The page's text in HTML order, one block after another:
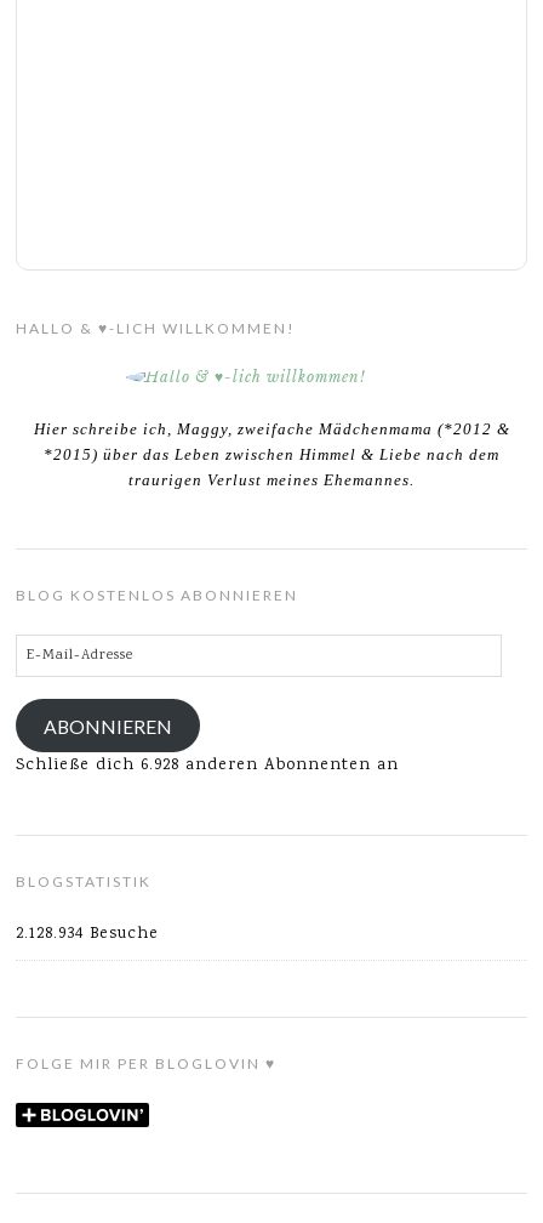
HALLO & ♥-LICH WILLKOMMEN!
Hier schreibe ich, Maggy, zweifache Mädchenmama (*2012 &
*2015) über das Leben zwischen Himmel & Liebe nach dem
traurigen Verlust meines Ehemannes.
BLOG KOSTENLOS ABONNIEREN
E-
Mail-
Adresse
ABONNIEREN
Schließe dich 6.928 anderen Abonnenten an
BLOGSTATISTIK
2.128.934 Besuche
FOLGE MIR PER BLOGLOVIN ♥